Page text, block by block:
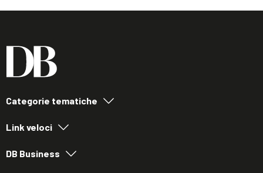
Categorie tematiche
Link veloci
DB Business